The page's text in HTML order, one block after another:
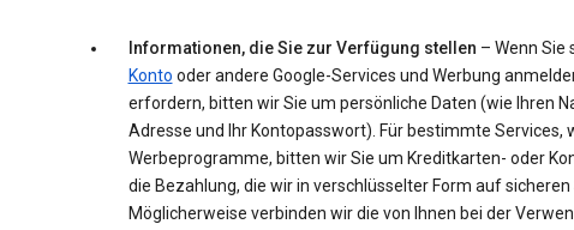
Informationen, die Sie zur Verfügung stellen – Wenn Sie
Konto oder andere Google-Services und Werbung
erfordern, bitten wir Sie um persönliche Daten (wie Ihren
Adresse und Ihr Kontopasswort). Für bestimmte Services,
Werbeprogramme, bitten wir Sie um Kreditkarten- oder
die Bezahlung, die wir in verschlüsselter Form auf
Möglicherweise verbinden wir die von Ihnen bei der